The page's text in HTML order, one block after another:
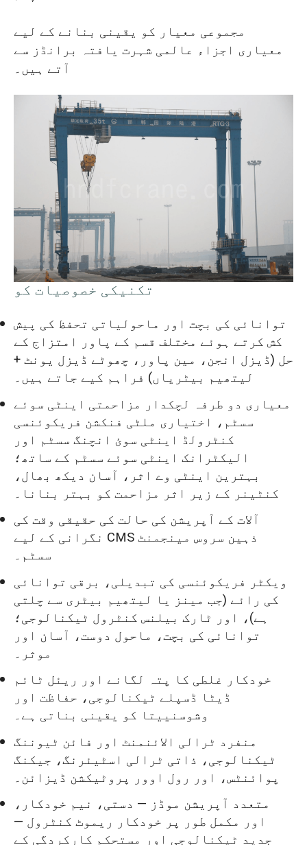
مجموعی معیار کو یقینی بنانے کے لیے
معیاری اجزاء عالمی شہرت یافتہ برانڈز سے
آتے ہیں۔
تکنیکی خصوصیات کو
توانائی کی بچت اور ماحولیاتی تحفظ کی پیش
کش کرتے ہوئے مختلف قسم کے پاور امتزاج کے
حل (ڈیزل انجن، مین پاور، چھوٹے ڈیزل یونٹ +
لیتھیم بیٹریاں) فراہم کیے جاتے ہیں۔
معیاری دو طرفہ لچکدار مزاحمتی اینٹی سوئے
سسٹم، اختیاری ملٹی فنکشن فریکوئنسی
کنٹرولڈ اینٹی سوئ انچنگ سسٹم اور
الیکٹرانک اینٹی سوئے سسٹم کے ساتھ؛
بہترین اینٹی وے اثر، آسان دیکھ بھال،
کنٹینر کے زیر اثر مزاحمت کو بہتر بنانا۔
آلات کے آپریشن کی حالت کی حقیقی وقت کی
نگرانی کے لیے CMS ذہین سروس مینجمنٹ
سسٹم۔
ویکٹر فریکوئنسی کی تبدیلی، برقی توانائی
کی رائے (جب مینز یا لیتھیم بیٹری سے چلتی
ہے)، اور ٹارک بیلنس کنٹرول ٹیکنالوجی؛
توانائی کی بچت، ماحول دوست، آسان اور
موثر۔
خودکار غلطی کا پتہ لگانے اور ریئل ٹائم
ڈیٹا ڈسپلے ٹیکنالوجی، حفاظت اور
وشوسنییتا کو یقینی بناتی ہے۔
منفرد ٹرالی الائنمنٹ اور فائن ٹیوننگ
ٹیکنالوجی، ذاتی ٹرالی اسٹیئرنگ، جیکنگ
پوائنٹس، اور رول اوور پروٹیکشن ڈیزائن۔
متعدد آپریشن موڈز — دستی، نیم خودکار،
اور مکمل طور پر خودکار ریموٹ کنٹرول —
جدید ٹیکنالوجی اور مستحکم کارکردگی کے